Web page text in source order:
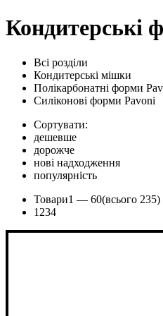
Кондитерські
Всі розділи
Кондитерські мішки
Полікарбонатні форми
Силіконові форми Pavoni
Сортувати:
дешевше
дорожче
нові надходження
популярність
Товари1 — 60(всього 235)
1 234